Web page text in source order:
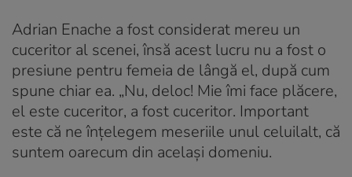
Adrian Enache a fost considerat mereu un
cuceritor al scenei, însă acest lucru nu a fost o
presiune pentru femeia de lângă el, după cum
spune chiar ea. „Nu, deloc! Mie îmi face plăcere,
el este cuceritor, a fost cuceritor. Important
este că ne înțelegem meseriile unul celuilalt, că
suntem oarecum din același domeniu.